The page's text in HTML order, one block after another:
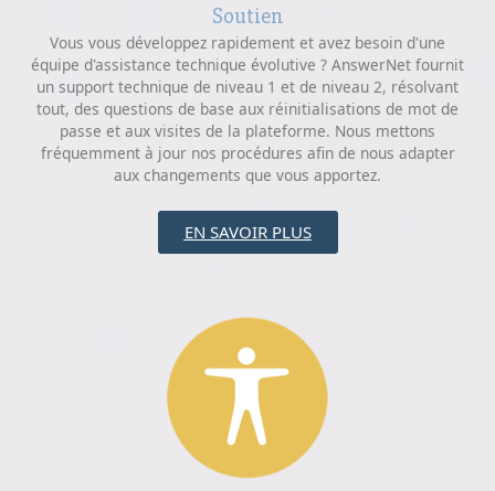
Soutien
Vous vous développez rapidement et avez besoin d'une
équipe d'assistance technique évolutive ? AnswerNet fournit
un support technique de niveau 1 et de niveau 2, résolvant
tout, des questions de base aux réinitialisations de mot de
passe et aux visites de la plateforme. Nous mettons
fréquemment à jour nos procédures afin de nous adapter
aux changements que vous apportez.
EN SAVOIR PLUS